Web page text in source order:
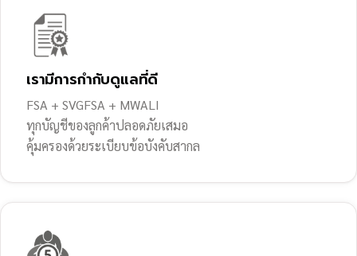
เรามีการกำกับดูแลที่ดี
FSA + SVGFSA + MWALI
ทุกบัญชีของลูกค้าปลอดภัยเสมอ
คุ้มครองด้วยระเบียบข้อบังคับสากล